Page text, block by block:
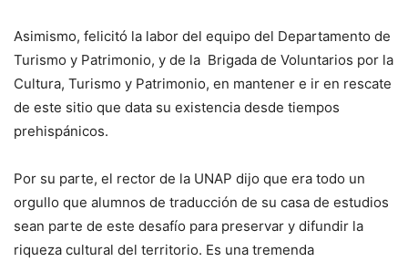
Asimismo, felicitó la labor del equipo del Departamento de
Turismo y Patrimonio, y de la Brigada de Voluntarios por la
Cultura, Turismo y Patrimonio, en mantener e ir en rescate
de este sitio que data su existencia desde tiempos
prehispánicos.
Por su parte, el rector de la UNAP dijo que era todo un
orgullo que alumnos de traducción de su casa de estudios
sean parte de este desafío para preservar y difundir la
riqueza cultural del territorio. Es una tremenda